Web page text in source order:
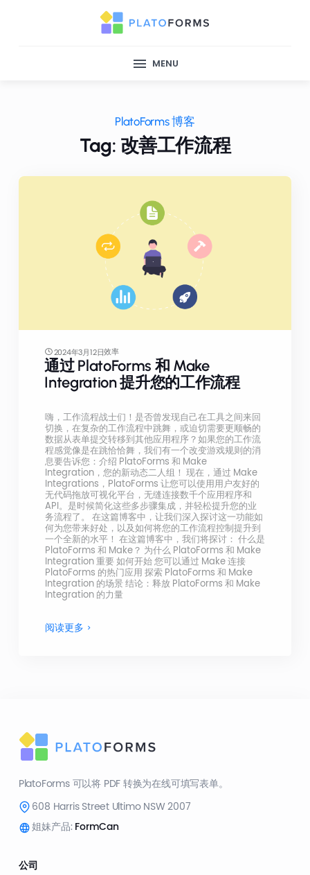
MENU
PlatoForms 博客
Tag: 改善工作流程
2024年3月12日效率
通过 PlatoForms 和 Make
Integration 提升您的工作流程
嗨，工作流程战士们！是否曾发现自己在工具之间来回
切换，在复杂的工作流程中跳舞，或迫切需要更顺畅的
数据从表单提交转移到其他应用程序？如果您的工作流
程感觉像是在跳恰恰舞，我们有一个改变游戏规则的消
息要告诉您：介绍 PlatoForms 和 Make
Integration，您的新动态二人组！ 现在，通过 Make
Integrations，PlatoForms 让您可以使用用户友好的
无代码拖放可视化平台，无缝连接数千个应用程序和
API。是时候简化这些多步骤集成，并轻松提升您的业
务流程了。 在这篇博客中，让我们深入探讨这一功能如
何为您带来好处，以及如何将您的工作流程控制提升到
一个全新的水平！ 在这篇博客中，我们将探讨： 什么是
PlatoForms 和 Make？ 为什么 PlatoForms 和 Make
Integration 重要 如何开始 您可以通过 Make 连接
PlatoForms 的热门应用 探索 PlatoForms 和 Make
Integration 的场景 结论：释放 PlatoForms 和 Make
Integration 的力量
阅读更多
PlatoForms 可以将 PDF 转换为在线可填写表单。
608 Harris Street Ultimo NSW 2007
姐妹产品: FormCan
公司